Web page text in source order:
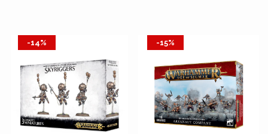
-14% -15%